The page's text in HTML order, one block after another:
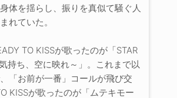
体を揺らし、振りを真似て騒ぐ人
れていた。
TO KISSが歌ったのが「STAR
持ち、空に映れ～」。これまで以
「お前が一番」コールが飛び交
KISSが歌ったのが「ムテキモー